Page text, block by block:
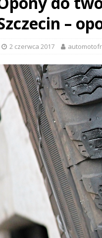
–
2 czerwca 2017